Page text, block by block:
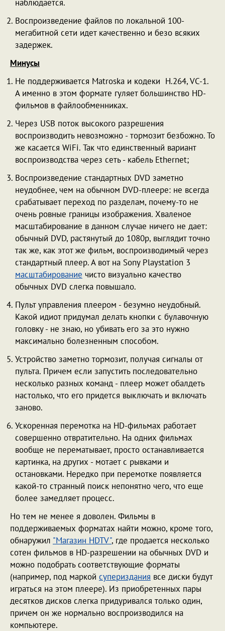
наблюдается.
Воспроизведение файлов по локальной 100-
мегабитной сети идет качественно и безо всяких
задержек.
Минусы
Не поддерживается Matroska и кодеки H.264, VC-1.
А именно в этом формате гуляет большинство HD-
фильмов в файлообменниках.
Через USB поток высокого разрешения
воспроизводить невозможно - тормозит безбожно. То
же касается WiFi. Так что единственный вариант
воспроизводства через сеть - кабель Ethernet;
Воспроизведение стандартных DVD заметно
неудобнее, чем на обычном DVD-плеере: не всегда
срабатывает переход по разделам, почему-то не
очень ровные границы изображения. Хваленое
масштабирование в данном случае ничего не дает:
обычный DVD, растянутый до 1080p, выглядит точно
так же, как этот же фильм, воспроизводимый через
стандартный плеер. А вот на Sony Playstation 3
масштабирование чисто визуально качество
обычных DVD слегка повышало.
Пульт управления плеером - безумно неудобный.
Какой идиот придумал делать кнопки с булавочную
головку - не знаю, но убивать его за это нужно
максимально болезненным способом.
Устройство заметно тормозит, получая сигналы от
пульта. Причем если запустить последовательно
несколько разных команд - плеер может обалдеть
настолько, что его придется выключать и включать
заново.
Ускоренная перемотка на HD-фильмах работает
совершенно отвратительно. На одних фильмах
вообще не перематывает, просто останавливается
картинка, на других - мотает с рывками и
остановками. Нередко при перемотке появляется
какой-то странный поиск непонятно чего, что еще
более замедляет процесс.
Но тем не менее я доволен. Фильмы в
поддерживаемых форматах найти можно, кроме того,
обнаружил "Магазин HDTV", где продается несколько
сотен фильмов в HD-разрешении на обычных DVD и
можно подобрать соответствующие форматы
(например, под маркой супериздания все диски будут
играться на этом плеере). Из приобретенных пары
десятков дисков слегка придуривался только один,
причем он же нормально воспроизводился на
компьютере.